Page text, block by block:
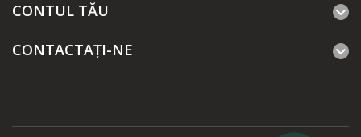
CONTUL TĂU
CONTACTAȚI-NE